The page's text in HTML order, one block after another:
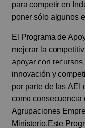
para competir en
poner sólo algunos
El Programa de
mejorar la
apoyar con
innovación y
por parte de las AEI
como consecuencia
Agrupaciones
Ministerio.Este